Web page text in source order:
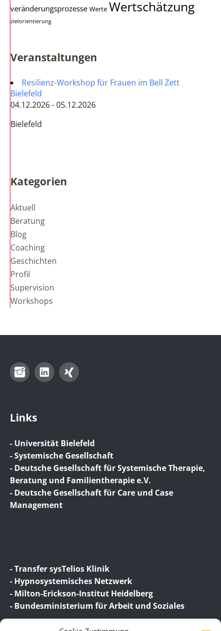
veränderungsprozesse Werte Wertschätzung
zielorientierung
Veranstaltungen
Resilienz-Workshop für Frauen im Bell Zett
Bielefeld
04.12.2026 - 05.12.2026
Bielefeld
Kategorien
Aktuell
Beratung
Blog
Coaching
Geschichten
Profil
Supervision
Workshops
InstagramLinkedIn
Links
- Universität Bielefeld
- Systemische Gesellschaft
- Deutsche Gesellschaft für Systemische Therapie,
Beratung und Familientherapie e.V.
- Deutsche Gesellschaft für Care und Case
Management
- Transfer sysTelios Klinik
- Hypnosystemisches Netzwerk
- Milton-Erickson-Institut Heidelberg
- Bundesministerium für Arbeit und Soziales